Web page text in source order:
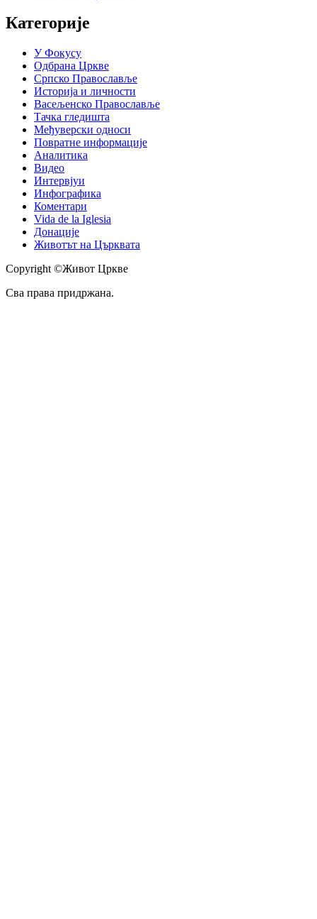
Категорије
У Фокусу
Одбрана Цркве
Српско Православље
Историја и личности
Васељенско Православље
Тачка гледишта
Међуверски односи
Повратне информације
Аналитика
Видео
Интервјуи
Инфографика
Коментари
Vida de la Iglesia
Донације
Животът на Църквата
Copyright ©Живот Цркве
Сва права придржана.